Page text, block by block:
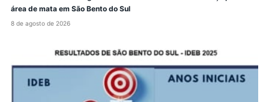
área de mata em São Bento do Sul
8 de agosto de 2026